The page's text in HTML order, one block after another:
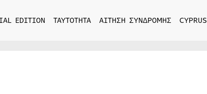
EDITION ΤΑΥΤΟΤΗΤΑ ΑΙΤΗΣΗ ΣΥΝΔΡΟΜΗΣ CYPRUS